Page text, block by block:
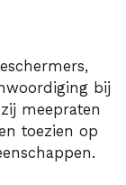
bij
meepraten
toezien op